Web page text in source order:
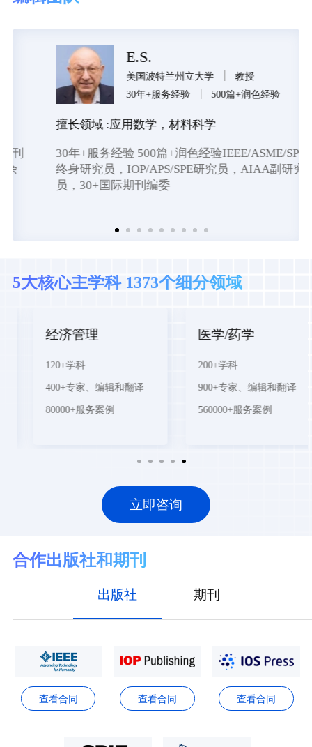
E.S.
美国波特兰州立大学
教授
30年+服务经验
500篇+润色经验
擅长领域 :应用数学，材料科学
30年+服务经验 500篇+润色经验IEEE/ASME/SPIE
终身研究员，IOP/APS/SPE研究员，AIAA副研究
员，30+国际期刊编委
5大核心主学科 1373个细分领域
经济管理
120+学科
400+专家、编辑和翻译
80000+服务案例
医学/药学
200+学科
900+专家、编辑和翻译
560000+服务案例
立即咨询
合作出版社和期刊
出版社 期刊
查看合同 查看合同 查看合同